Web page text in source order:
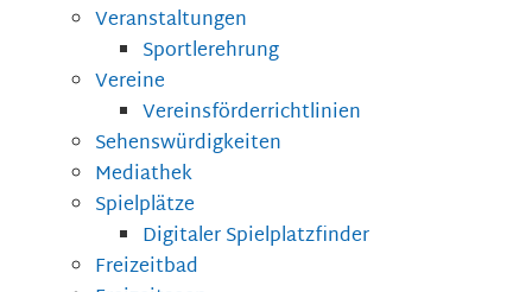
Veranstaltungen
Sportlerehrung
Vereine
Vereinsförderrichtlinien
Sehenswürdigkeiten
Mediathek
Spielplätze
Digitaler Spielplatzfinder
Freizeitbad